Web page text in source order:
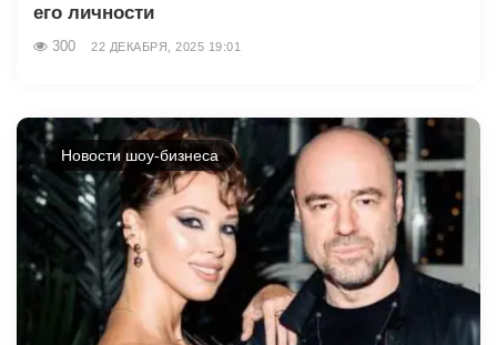
его личности
300 22 ДЕКАБРЯ, 2025 19:01
Новости шоу-бизнеса